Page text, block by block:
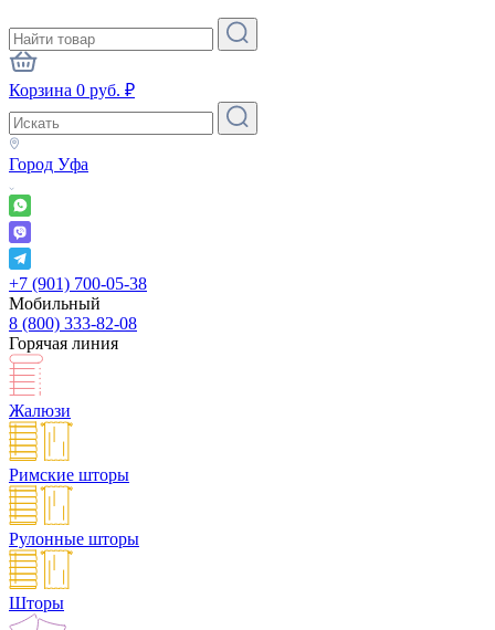
Корзина 0 руб. ₽
Город Уфа
+7 (901) 700-05-38
Мобильный
8 (800) 333-82-08
Горячая линия
Жалюзи
Римские шторы
Рулонные шторы
Шторы